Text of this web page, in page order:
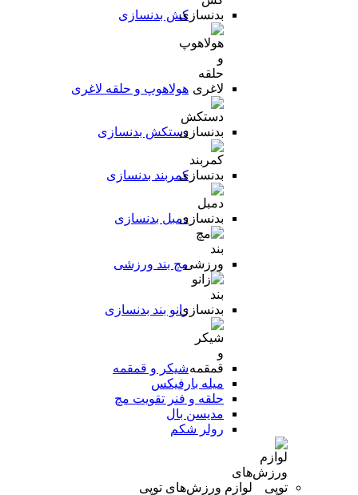
کش بدنسازی
هولاهوپ و حلقه لاغری
دستکش بدنسازی
کمربند بدنسازی
دمبل بدنسازی
مچ بند ورزشی
زانو بند بدنسازی
شیکر و قمقمه
میله بارفیکس
حلقه و فنر تقویت مچ
مدیسن بال
رولر شکم
لوازم ورزش‌های توپی